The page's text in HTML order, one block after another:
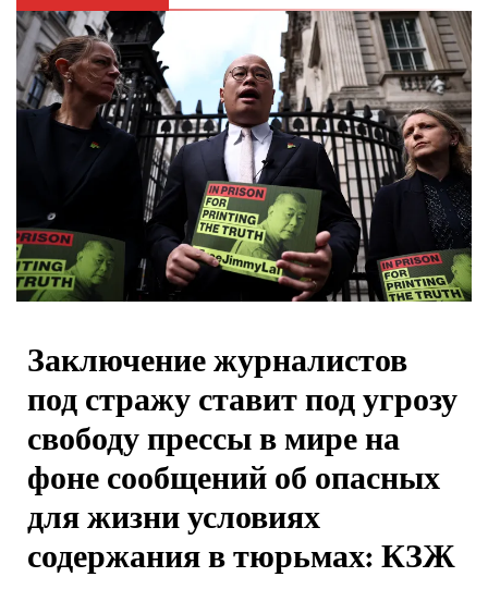
Заключение журналистов
под стражу ставит под угрозу
свободу прессы в мире на
фоне сообщений об опасных
для жизни условиях
содержания в тюрьмах: КЗЖ